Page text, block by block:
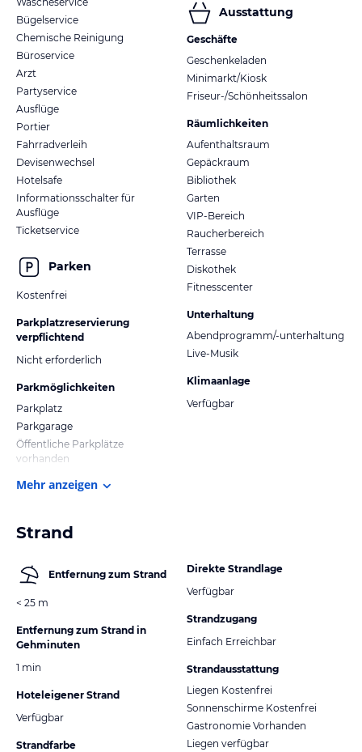
Bügelservice
Chemische Reinigung
Büroservice
Arzt
Partyservice
Ausflüge
Portier
Fahrradverleih
Devisenwechsel
Hotelsafe
Informationsschalter für
Ausflüge
Ticketservice
Parken
Kostenfrei
Parkplatzreservierung
verpflichtend
Nicht erforderlich
Parkmöglichkeiten
Parkplatz
Parkgarage
Öffentliche Parkplätze
vorhanden
Ausstattung
Geschäfte
Geschenkeladen
Minimarkt/Kiosk
Friseur-/Schönheitssalon
Räumlichkeiten
Aufenthaltsraum
Gepäckraum
Bibliothek
Garten
VIP-Bereich
Raucherbereich
Terrasse
Diskothek
Fitnesscenter
Unterhaltung
Abendprogramm/-unterhaltung
Live-Musik
Klimaanlage
Verfügbar
Mehr anzeigen
Strand
Entfernung zum Strand
< 25 m
Entfernung zum Strand in
Gehminuten
1 min
Hoteleigener Strand
Verfügbar
Strandfarbe
Direkte Strandlage
Verfügbar
Strandzugang
Einfach Erreichbar
Strandausstattung
Liegen Kostenfrei
Sonnenschirme Kostenfrei
Gastronomie Vorhanden
Liegen verfügbar